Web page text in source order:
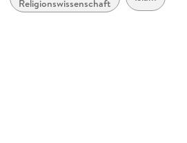
kartoniert
Religionswissenschaft